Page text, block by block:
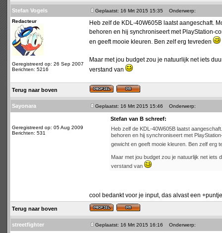
Stefan Vogels Geplaatst: 16 Mrt 2015 15:35
Onderwerp:
Redacteur
Geregistreerd op: 26 Sep 2007
Berichten: 5216
Heb zelf de KDL-40W605B laatst aangeschaft.
behoren en hij synchroniseert met PlayStation-
en geeft mooie kleuren. Ben zelf erg tevreden
Maar met jou budget zou je natuurlijk net iets
verstand van
Terug naar boven
Sayonara Geplaatst: 16 Mrt 2015 15:46 Onderwerp:
Geregistreerd op: 05 Aug 2009
Berichten: 531
Stefan van B schreef:
Heb zelf de KDL-40W605B laatst
behoren en hij synchroniseert met
gewicht en geeft mooie kleuren. Ben zelf erg
Maar met jou budget zou je natuurlijk net
verstand van
cool bedankt voor je input, das alvast een
Terug naar boven
streetfighter Geplaatst: 16 Mrt 2015 16:16 Onderwerp: